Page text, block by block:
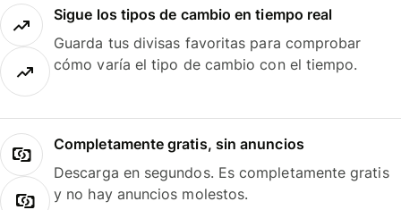
Sigue los tipos de cambio en tiempo real
Guarda tus divisas favoritas para comprobar
cómo varía el tipo de cambio con el tiempo.
Completamente gratis, sin anuncios
Descarga en segundos. Es completamente gratis
y no hay anuncios molestos.